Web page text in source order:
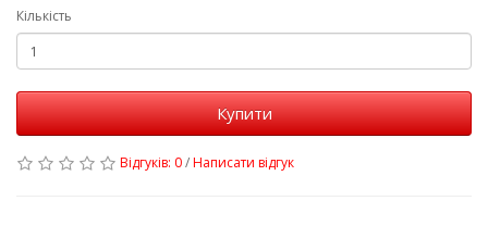
Кількість
Купити
Відгуків: 0/Написати відгук